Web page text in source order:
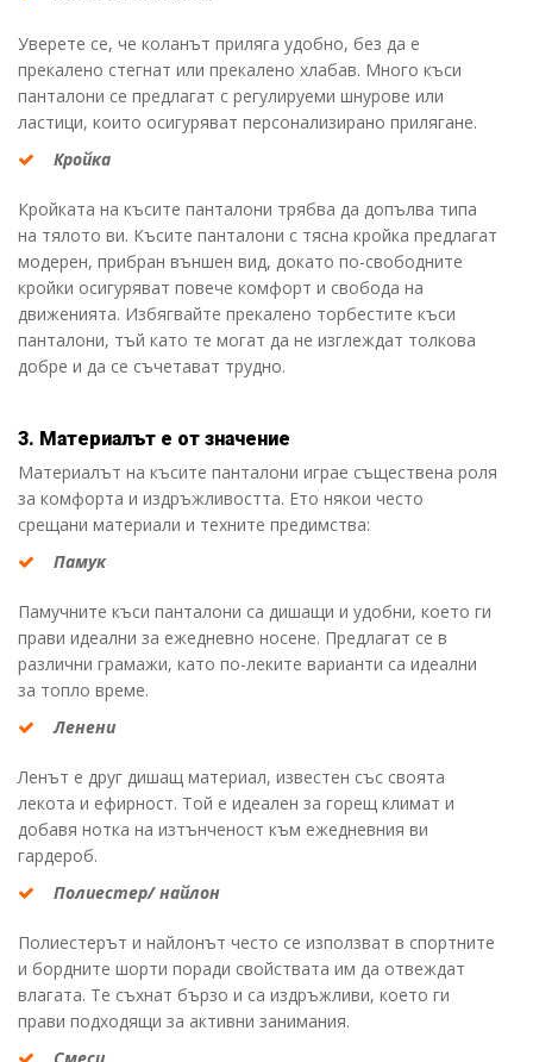
Уверете се, че коланът приляга удобно, без да е
прекалено стегнат или прекалено хлабав. Много къси
панталони се предлагат с регулируеми шнурове или
ластици, които осигуряват персонализирано прилягане.
Кройка
Кройката на късите панталони трябва да допълва типа
на тялото ви. Късите панталони с тясна кройка предлагат
модерен, прибран външен вид, докато по-свободните
кройки осигуряват повече комфорт и свобода на
движенията. Избягвайте прекалено торбестите къси
панталони, тъй като те могат да не изглеждат толкова
добре и да се съчетават трудно.
3. Материалът е от значение
Материалът на късите панталони играе съществена роля
за комфорта и издръжливостта. Ето някои често
срещани материали и техните предимства:
Памук
Памучните къси панталони са дишащи и удобни, което ги
прави идеални за ежедневно носене. Предлагат се в
различни грамажи, като по-леките варианти са идеални
за топло време.
Ленени
Ленът е друг дишащ материал, известен със своята
лекота и ефирност. Той е идеален за горещ климат и
добавя нотка на изтънченост към ежедневния ви
гардероб.
Полиестер/ найлон
Полиестерът и найлонът често се използват в спортните
и бордните шорти поради свойствата им да отвеждат
влагата. Те съхнат бързо и са издръжливи, което ги
прави подходящи за активни занимания.